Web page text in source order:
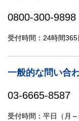
0800-300-9898
受付時間：24時間
一般的な問い合
03-6665-8587
受付時間：平日（月